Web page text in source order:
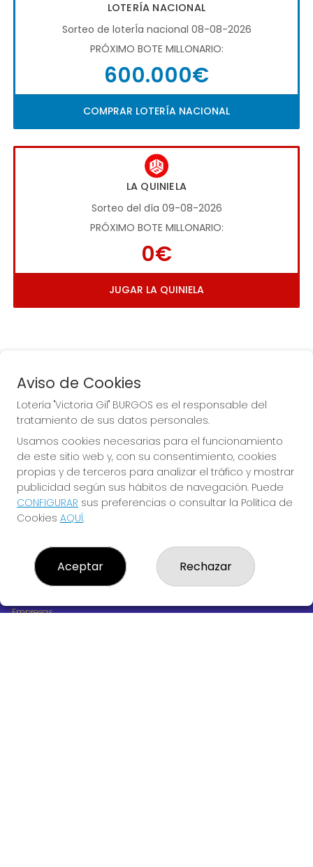
LOTERÍA NACIONAL
Sorteo de loterÍa nacional 08-08-2026
PRÓXIMO BOTE MILLONARIO:
600.000€
COMPRAR LOTERÍA NACIONAL
LA QUINIELA
Sorteo del día 09-08-2026
PRÓXIMO BOTE MILLONARIO:
0€
JUGAR LA QUINIELA
La de la Antigua de
Gamonal
¿Quiénes somos?
Comprar lotería
Resultados
Empresas
Aviso de Cookies
Lotería "Victoria Gil" BURGOS es el responsable del
tratamiento de sus datos personales.
Usamos cookies necesarias para el funcionamiento
de este sitio web y, con su consentimiento, cookies
propias y de terceros para analizar el tráfico y mostrar
publicidad según sus hábitos de navegación. Puede
CONFIGURAR sus preferencias o consultar la Política de
Cookies AQUÍ.
Aceptar Rechazar